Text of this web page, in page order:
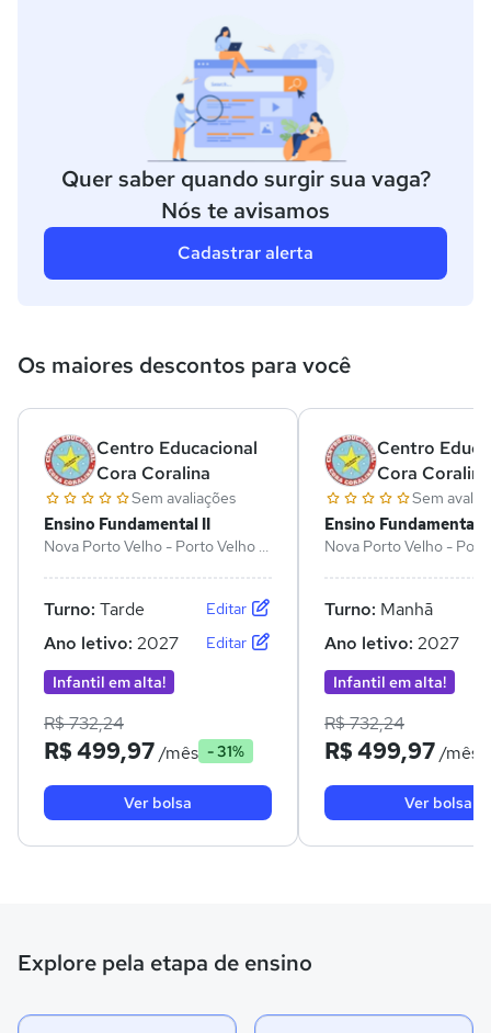
Quer saber quando surgir sua vaga?
Nós te avisamos
Cadastrar alerta
Os maiores descontos para você
Centro Educacional
Cora Coralina
Sem avaliações
Ensino Fundamental II
Nova Porto Velho - Porto Velho -
Turno: Tarde Editar
Ano letivo: 2027
Editar
Infantil em alta!
R$ 732,24
R$ 499,97/mês - 31%
Ver bolsa
Centro
Cora Coralina
Sem
Ensino Fundamental II
Nova Porto Velho -
Turno: Manhã
Ano letivo: 2027
Infantil em alta!
R$ 732,24
R$ 499,97/mês
Ver bolsa
Explore pela etapa de ensino